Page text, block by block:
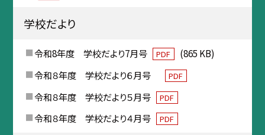
学校だより
令和8年度 学校だより7月号 PDF
(865 KB)
令和８年度 学校だより６月号
PDF
令和８年度 学校だより５月号 PDF
令和８年度 学校だより４月号 PDF